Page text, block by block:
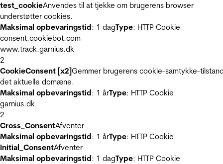
test_cookieAnvendes til at tjekke om brugerens browser
understøtter cookies.
Maksimal opbevaringstid: 1 dagType: HTTP Cookie
consent.cookiebot.com
www.track.garnius.dk
2
CookieConsent [x2]Gemmer brugerens cookie-samtykke-
det aktuelle domæne.
Maksimal opbevaringstid: 1 årType: HTTP Cookie
garnius.dk
2
Cross_ConsentAfventer
Maksimal opbevaringstid: 1 årType: HTTP Cookie
Initial_ConsentAfventer
Maksimal opbevaringstid: 1 dagType: HTTP Cookie